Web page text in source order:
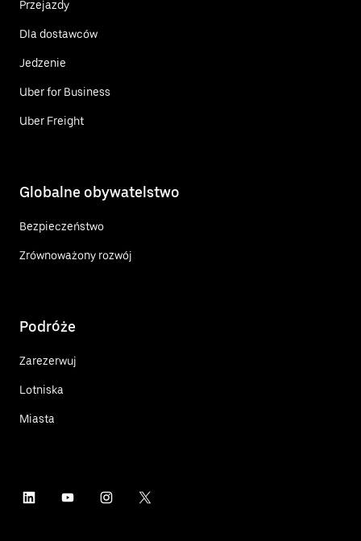
Przejazdy
Dla dostawców
Jedzenie
Uber for Business
Uber Freight
Globalne obywatelstwo
Bezpieczeństwo
Zrównoważony rozwój
Podróże
Zarezerwuj
Lotniska
Miasta